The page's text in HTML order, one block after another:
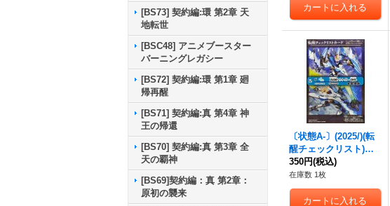
[BS73] 契約編:環 第2章 天
地転世
[BSC48] アニメブースター
バーニングレガシー
[BS72] 契約編:環 第1章 廻
帰再醒
[BS71] 契約編:真 第4章 神
王の帰還
[BS70] 契約編:真 第3章 全
天の覇神
[BS69]契約編：真 第2章：
原初の襲来
BS73-071b}《青》
〔状態A-〕(2025/)(転
醒チェックリスト)鳥
獣武神機ヤマト・オー
グナー-武神形態-/鳥獣
武神機ヤマト・オーグ
ナー-砲撃形態-【-】{B
350円(税込)
在庫数 1枚